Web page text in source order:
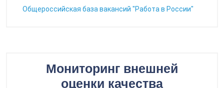
Общероссийская база вакансий "Работа в России"
Мониторинг внешней
оценки качества